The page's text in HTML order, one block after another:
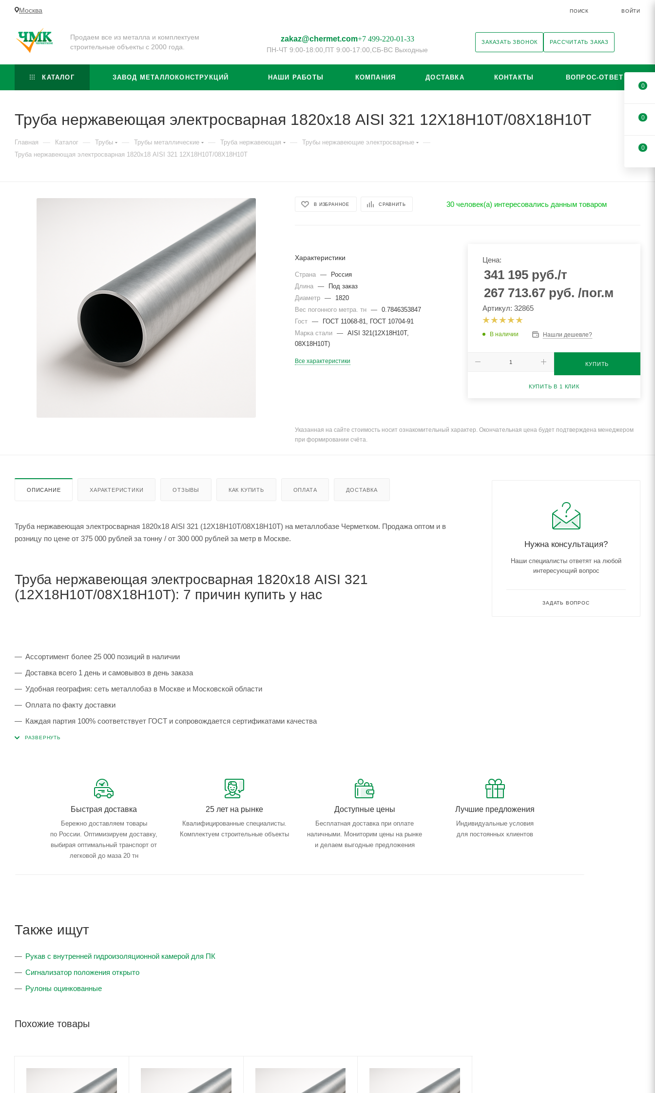
Москва ПОИСК ВОЙТИ
Продаем все из металла и комплектуем
строительные объекты с 2000 года.
zakaz@chermet.com+7 499-220-01-33
ПН-ЧТ 9:00-18:00, ПТ 9:00-17:00, СБ-ВС Выходные
ЗАКАЗАТЬ ЗВОНОК РАССЧИТАТЬ ЗАКАЗ
КАТАЛОГ ЗАВОД МЕТАЛЛОКОНСТРУКЦИЙ НАШИ РАБОТЫ КОМПАНИЯ ДОСТАВКА КОНТАКТЫ ВОПРОС-ОТВЕТ
Труба нержавеющая электросварная 1820х18 AISI 321 12Х18Н10Т/08Х18Н10Т
Главная — Каталог — Трубы — Трубы металлические — Труба нержавеющая — Трубы нержавеющие электросварные —
Труба нержавеющая электросварная 1820х18 AISI 321 12Х18Н10Т/08Х18Н10Т
В ИЗБРАННОЕ СРАВНИТЬ 30 человек(а) интересовались данным товаром
Характеристики
Страна —
Россия
Длина
—
Под заказ
Диаметр
—
1820
Вес погонного метра. тн
—
0.7846353847
Гост
—
ГОСТ 11068-81, ГОСТ 10704-91
Марка стали
—
AISI 321(12Х18Н10Т,
08Х18Н10Т)
Все характеристики
Цена:
341 195руб./т
267 713.67 руб. /пог.м
Артикул: 32865
В наличии Нашли дешевле?
КУПИТЬ
КУПИТЬ В 1 КЛИК
Указанная на сайте стоимость носит ознакомительный характер. Окончательная цена будет подтверждена менеджером
при формировании счёта.
ОПИСАНИЕ ХАРАКТЕРИСТИКИ ОТЗЫВЫ КАК КУПИТЬ ОПЛАТА ДОСТАВКА
Труба нержавеющая электросварная 1820х18 AISI 321 (12Х18Н10Т/08Х18Н10Т) на металлобазе Черметком. Продажа оптом и в
розницу по цене от 375 000 рублей за тонну / от 300 000 рублей за метр в Москве.
Труба нержавеющая электросварная 1820х18 AISI 321
(12Х18Н10Т/08Х18Н10Т): 7 причин купить у нас
Ассортимент более 25 000 позиций в наличии
Доставка всего 1 день и самовывоз в день заказа
Удобная география: сеть металлобаз в Москве и Московской области
Оплата по факту доставки
Каждая партия 100% соответствует ГОСТ и сопровождается сертификатами качества
Сервисные услуги: резка, гибка, металлообработка
Быстрая доставка
Бережно доставляем товары
по России. Оптимизируем доставку,
выбирая оптимальный транспорт от
легковой до маза 20 тн
25 лет на рынке
Квалифицированные специалисты.
Комплектуем строительные объекты
Доступные цены
Бесплатная доставка при оплате
наличными. Мониторим цены на рынке
и делаем выгодные предложения
Лучшие предложения
Индивидуальные условия
для постоянных клиентов
Также ищут
Рукав с внутренней гидроизоляционной камерой для ПК
Сигнализатор положения открыто
Рулоны оцинкованные
Похожие товары
Нужна консультация?
Наши специалисты ответят на любой
интересующий вопрос
ЗАДАТЬ ВОПРОС
0
0
0